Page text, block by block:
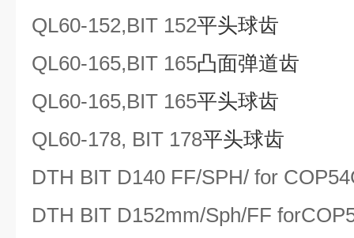
QL60-152,BIT 152平头球齿
QL60-165,BIT 165凸面弹道齿
QL60-165,BIT 165平头球齿
QL60-178, BIT 178平头球齿
DTH BIT D140 FF/SPH/ for
DTH BIT D152mm/Sph/FF